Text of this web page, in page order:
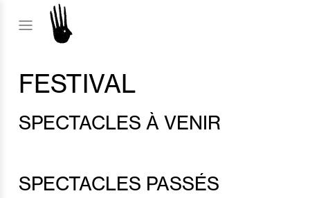
FESTIVAL
SPECTACLES À VENIR
SPECTACLES PASSÉS